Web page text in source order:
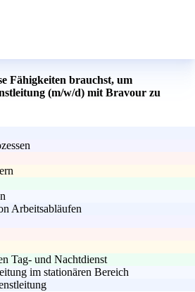
Fähigkeiten brauchst, um
(m/w/d) mit Bravour zu
Arbeitsabläufen
Tag- und Nachtdienst
im stationären Bereich